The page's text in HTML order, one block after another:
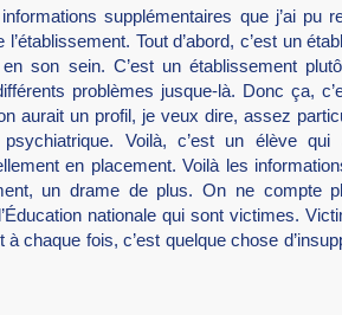
supplémentaires que j’ai pu
Tout d’abord, c’est un
son sein. C’est un établissement
problèmes jusque-là. Donc ça,
aurait un profil, je veux dire, assez
psychiatrique. Voilà, c’est un élève
en placement. Voilà les
un drame de plus. On ne compte
nationale qui sont victimes.
fois, c’est quelque chose